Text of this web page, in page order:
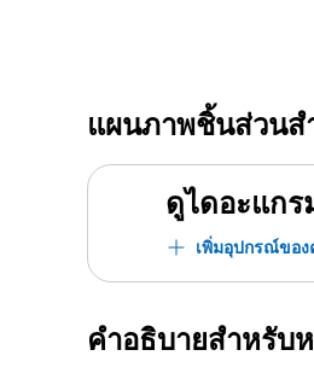
แผนภาพชิ้นส่วนส
ดูไดอะแกร
เพิ่มอุปกรณ์ขอ
คำอธิบายสำหรับ